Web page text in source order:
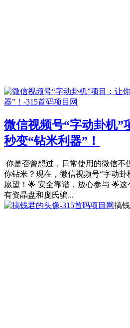
微信视频号“字动卦机”
秒变“钻米利器”！
你是否曾想过，日常使用的微信不
你钻米？现在，微信视频号“字动
愿望！🌟 安全靠谱，放心参与 🌟
有资晶盘和庞氏骗...
搞